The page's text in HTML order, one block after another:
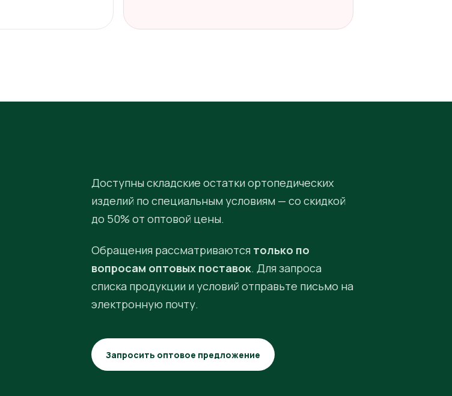
Доступны складские остатки ортопедических
изделий по специальным условиям — со скидкой
до 50% от оптовой цены.
Обращения рассматриваются только по
вопросам оптовых поставок. Для запроса
списка продукции и условий отправьте письмо на
электронную почту.
Запросить оптовое предложение